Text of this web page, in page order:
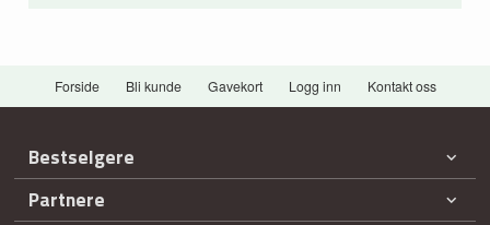
Forside Bli kunde Gavekort Logg inn Kontakt oss
Bestselgere
Partnere